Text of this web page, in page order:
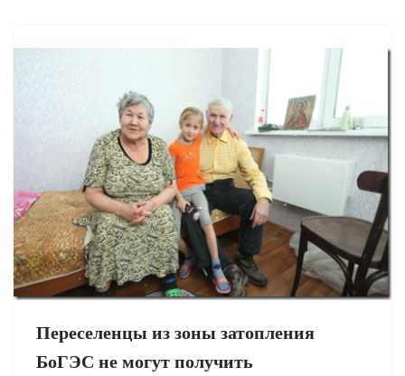
Переселенцы из зоны затопления
БоГЭС не могут получить